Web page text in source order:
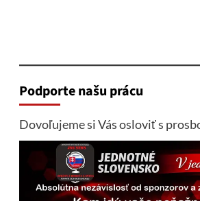
Podporte našu prácu
Dovoľujeme si Vás osloviť s